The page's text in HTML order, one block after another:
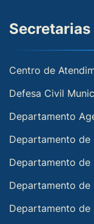
Secretarias
Centro de
Defesa Civil
Departamento
Departamento
Departamento de
Departamento
Departamento de